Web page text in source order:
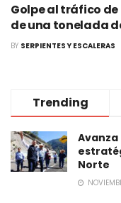
Golpe al tráfico
de una tonelada
BY SERPIENTES Y ESCALERAS
Trending
Norte